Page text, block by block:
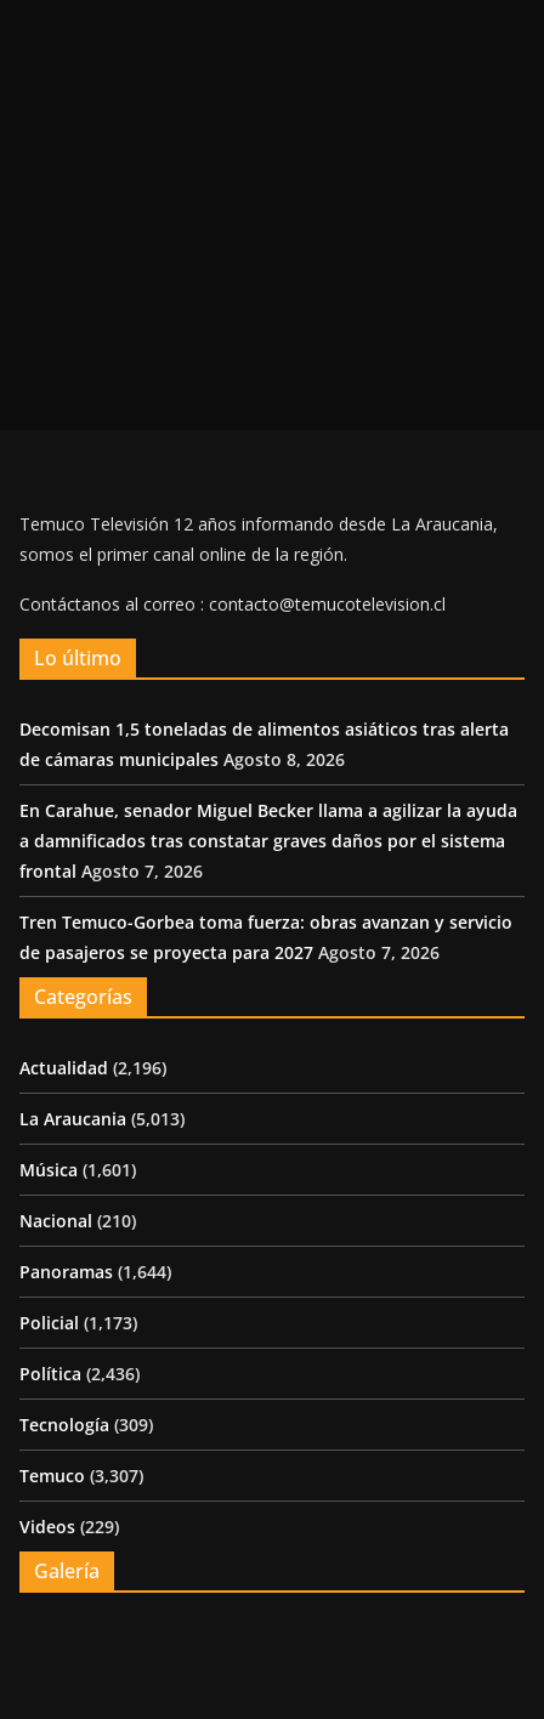
Temuco Televisión 12 años informando desde La Araucania,
somos el primer canal online de la región.
Contáctanos al correo : contacto@temucotelevision.cl
Lo último
Decomisan 1,5 toneladas de alimentos asiáticos tras alerta
de cámaras municipales Agosto 8, 2026
En Carahue, senador Miguel Becker llama a agilizar la ayuda
a damnificados tras constatar graves daños por el sistema
frontal Agosto 7, 2026
Tren Temuco-Gorbea toma fuerza: obras avanzan y servicio
de pasajeros se proyecta para 2027 Agosto 7, 2026
Categorías
Actualidad (2,196)
La Araucania (5,013)
Música (1,601)
Nacional (210)
Panoramas (1,644)
Policial (1,173)
Política (2,436)
Tecnología (309)
Temuco (3,307)
Videos (229)
Galería